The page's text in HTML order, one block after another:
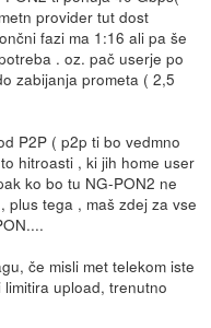
provider tut dost
fazi ma 1:16 ali pa še
. oz. pač userje po
zabijanja prometa ( 2,5
P2P ( p2p ti bo vedmno
hitroasti , ki jih home user
ko bo tu NG-PON2 ne
plus tega , maš zdej za vse
če misli met telekom iste
upload, trenutno